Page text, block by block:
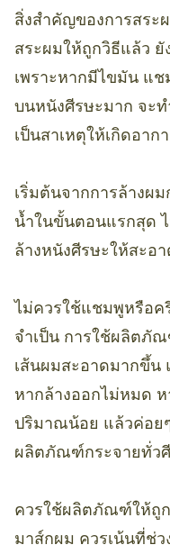
สิ่งสำคัญของการสระ
สระผมให้ถูกวิธีแล้ว ยั
เพราะหากมีไขมัน แ
บนหนังศีรษะมาก จะ
เป็นสาเหตุให้เกิดอา
เริ่มต้นจากการล้างผ
น้ำในขั้นตอนแรกสุด
ล้างหนังศีรษะให้สะอ
ไม่ควรใช้แชมพูหรือ
จำเป็น การใช้ผลิตภั
เส้นผมสะอาดมากขึ้น
หากล้างออกไม่หมด
ปริมาณน้อย แล้วค่อย
ผลิตภัณฑ์กระจายทั่ว
ควรใช้ผลิตภัณฑ์ให้ถู
มาส์กผม ควรเน้นที่ช่